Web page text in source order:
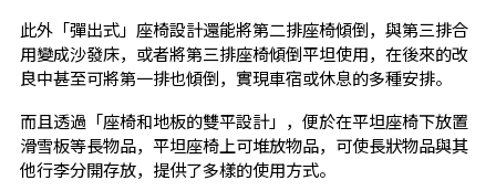
此外「彈出式」座椅設計還能將第二排座椅傾倒，與第三排合
用變成沙發床，或者將第三排座椅傾倒平坦使用，在後來的改
良中甚至可將第一排也傾倒，實現車宿或休息的多種安排。
而且透過「座椅和地板的雙平設計」，便於在平坦座椅下放置
滑雪板等長物品，平坦座椅上可堆放物品，可使長狀物品與其
他行李分開存放，提供了多樣的使用方式。